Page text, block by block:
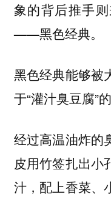
象的背后推手
——黑色经典。
黑色经典能够被
于“灌汁臭豆腐”
经过高温油炸的
皮用竹签扎出小
汁，配上香菜、